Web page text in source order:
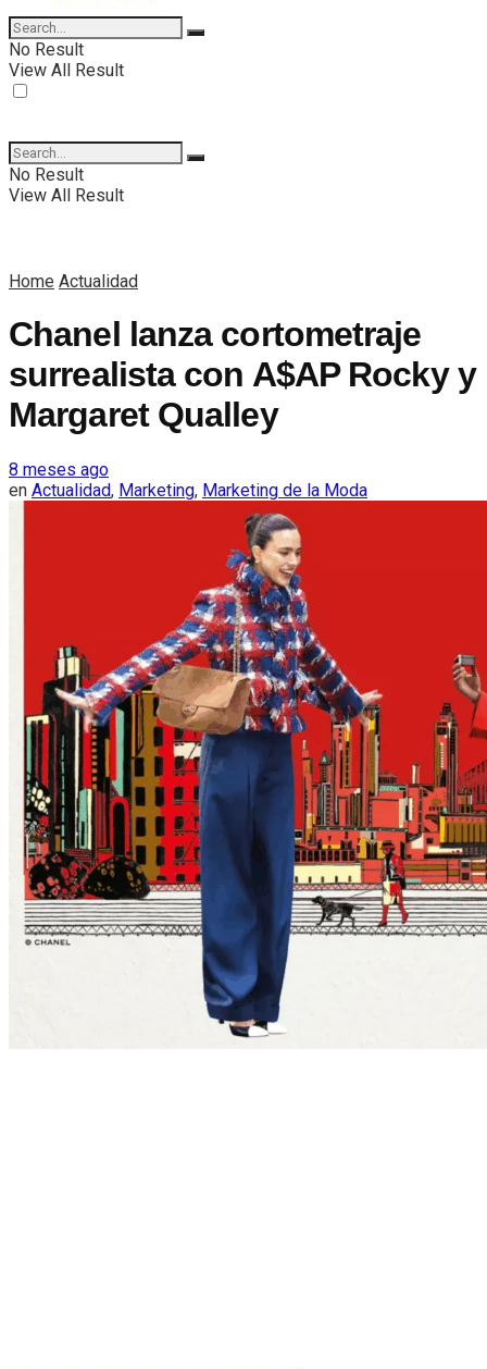
No Result
View All Result
No Result
View All Result
Home Actualidad
Chanel lanza cortometraje
surrealista con A$AP Rocky y
Margaret Qualley
8 meses ago
en Actualidad, Marketing, Marketing de la Moda